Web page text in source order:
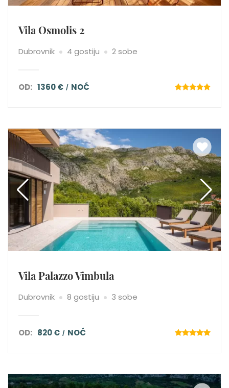
Vila Osmolis 2
Dubrovnik 4 gostiju 2 sobe
OD: 1360 € NOĆ
Vila Palazzo Vimbula
Dubrovnik 8 gostiju 3 sobe
OD: 820 € NOĆ